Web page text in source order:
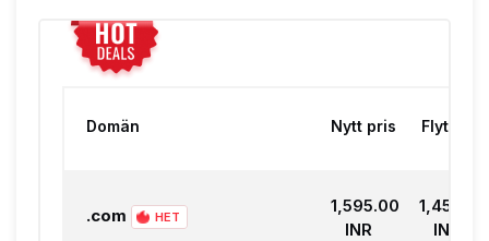
Domän Nytt pris Flytta
.com HET
₹1,595.00
INR
₹1,450.00
INR